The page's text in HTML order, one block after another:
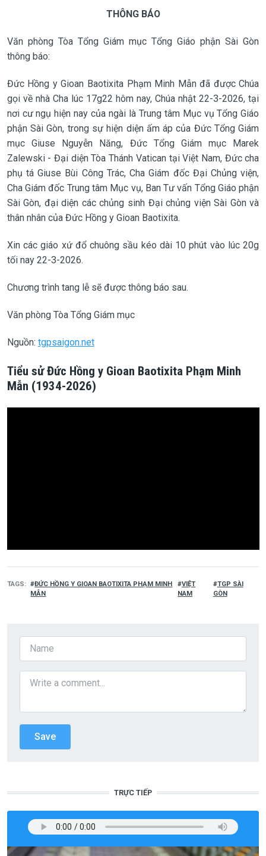
THÔNG BÁO
Văn phòng Tòa Tổng Giám mục Tổng Giáo phận Sài Gòn
thông báo:
Đức Hồng y Gioan Baotixita Phạm Minh Mẫn đã được Chúa
gọi về nhà Cha lúc 17g22 hôm nay, Chúa nhật 22-3-2026, tại
nơi cư ngụ hiện nay của ngài là Trung tâm Mục vụ Tổng Giáo
phận Sài Gòn, trong sự hiện diện ấm áp của Đức Tổng Giám
mục Giuse Nguyễn Năng, Đức Tổng Giám mục Marek
Zalewski - Đại diện Tòa Thánh Vatican tại Việt Nam, Đức cha
phụ tá Giuse Bùi Công Trác, Cha Giám đốc Đại Chủng viện,
Cha Giám đốc Trung tâm Mục vụ, Ban Tư vấn Tổng Giáo phận
Sài Gòn, đại diện các chủng sinh Đại chủng viện Sài Gòn và
thân nhân của Đức Hồng y Gioan Baotixita.
Xin các giáo xứ đổ chuông sầu kéo dài 10 phút vào lúc 20g
tối nay 22-3-2026.
Chương trình tang lễ sẽ được thông báo sau.
Văn phòng Tòa Tổng Giám mục
Nguồn: tgpsaigon.net
Tiểu sử Đức Hồng y Gioan Baotixita Phạm Minh
Mẫn (1934-2026)
TAGS
ĐỨC HỒNG Y GIOAN BAOTIXITA PHẠM MINH
MẪN
VIỆT
NAM
TGP SÀI
GÒN
TRỰC TIẾP